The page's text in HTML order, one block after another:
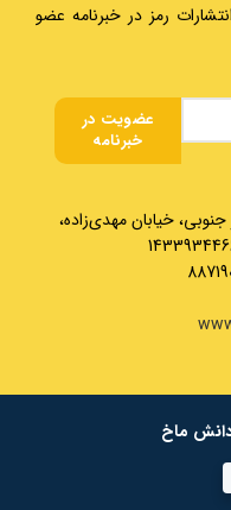
رمز در خبرنامه عضو
جنوبی، خیابان مهدی‌زاده،
ماخ